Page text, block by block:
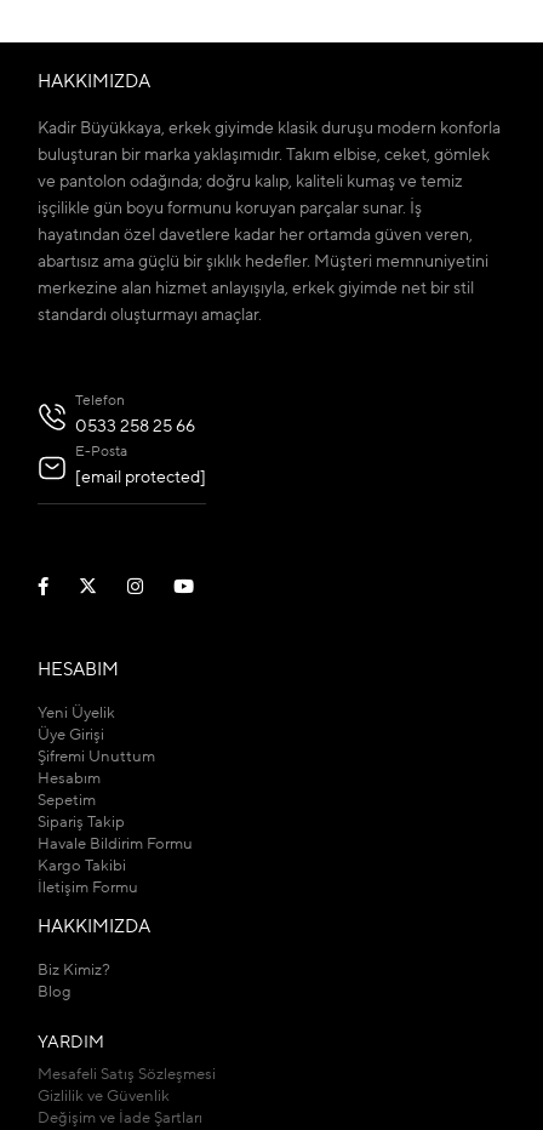
HAKKIMIZDA
Kadir Büyükkaya, erkek giyimde klasik duruşu modern konforla
buluşturan bir marka yaklaşımıdır. Takım elbise, ceket, gömlek
ve pantolon odağında; doğru kalıp, kaliteli kumaş ve temiz
işçilikle gün boyu formunu koruyan parçalar sunar. İş
hayatından özel davetlere kadar her ortamda güven veren,
abartısız ama güçlü bir şıklık hedefler. Müşteri memnuniyetini
merkezine alan hizmet anlayışıyla, erkek giyimde net bir stil
standardı oluşturmayı amaçlar.
Telefon
0533 258 25 66
E-Posta
[email protected]
HESABIM
Yeni Üyelik
Üye Girişi
Şifremi Unuttum
Hesabım
Sepetim
Sipariş Takip
Havale Bildirim Formu
Kargo Takibi
İletişim Formu
HAKKIMIZDA
Biz Kimiz?
Blog
YARDIM
Mesafeli Satış Sözleşmesi
Gizlilik ve Güvenlik
Değişim ve İade Şartları